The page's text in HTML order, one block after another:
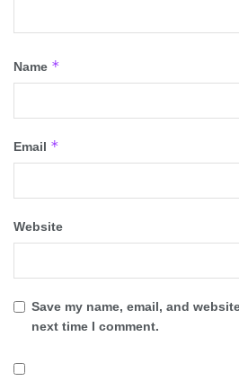
Name *
Email *
Website
Save my name, email, and
next time I comment.